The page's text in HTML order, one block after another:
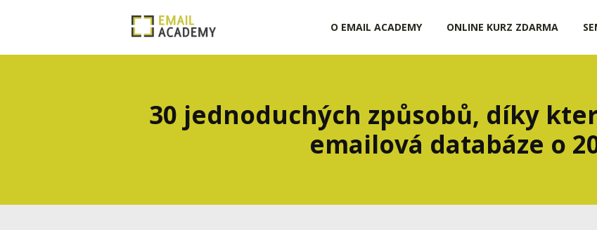
O EMAIL ACADEMY ONLINE KURZ ZDARMA
30 jednoduchých způsobů, díky
emailová databáze o